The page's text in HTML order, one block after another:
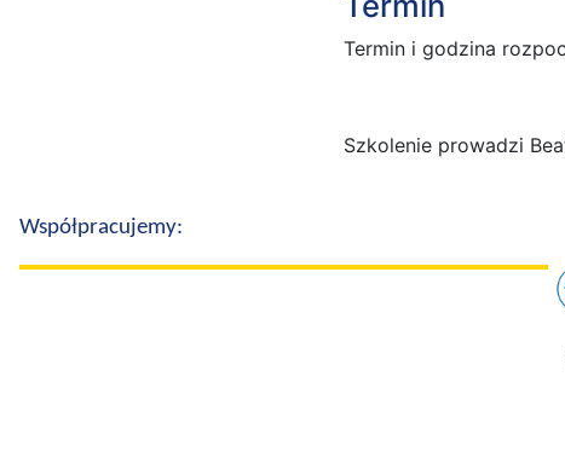
Termin i godzina
Szkolenie prowadzi
Współpracujemy: